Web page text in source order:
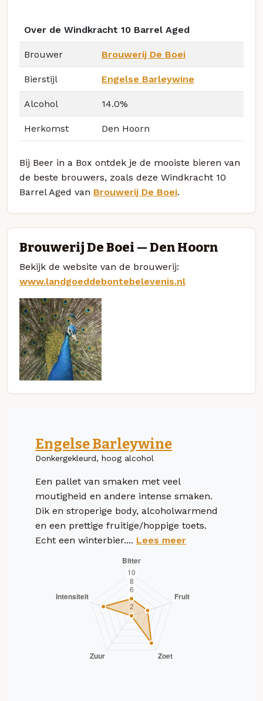
Over de Windkracht 10 Barrel Aged
Brouwer Brouwerij De Boei
Bierstijl Engelse Barleywine
Alcohol 14.0%
Herkomst Den Hoorn
Bij Beer in a Box ontdek je de mooiste bieren van
de beste brouwers, zoals deze Windkracht 10
Barrel Aged van Brouwerij De Boei.
Brouwerij De Boei — Den Hoorn
Bekijk de website van de brouwerij:
www.landgoeddebontebelevenis.nl
Engelse Barleywine
Donkergekleurd, hoog alcohol
Een pallet van smaken met veel
moutigheid en andere intense smaken.
Dik en stroperige body, alcoholwarmend
en een prettige fruitige/hoppige toets.
Echt een winterbier.... Lees meer